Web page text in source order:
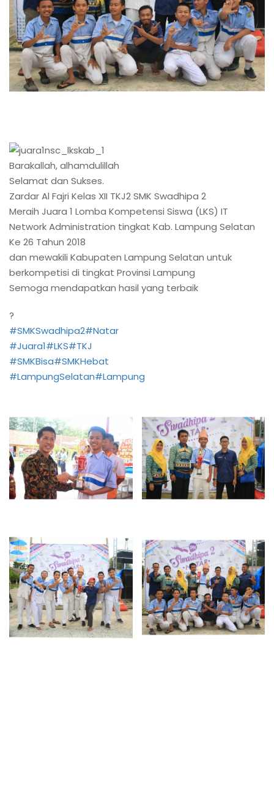
Barakallah, alhamdulillah
Selamat dan Sukses.
Zardar Al Fajri Kelas XII TKJ2 SMK Swadhipa 2
Meraih Juara 1 Lomba Kompetensi Siswa (LKS) IT
Network Administration tingkat Kab. Lampung Selatan
Ke 26 Tahun 2018
dan mewakili Kabupaten Lampung Selatan untuk
berkompetisi di tingkat Provinsi Lampung
Semoga mendapatkan hasil yang terbaik
?
#SMKSwadhipa2#Natar
#Juara1#LKS#TKJ
#SMKBisa#SMKHebat
#LampungSelatan#Lampung